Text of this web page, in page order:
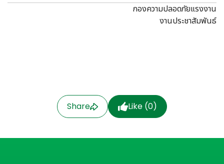
กองความปลอดภัยแรงงาน
งานประชาสัมพันธ์
Share Like (0)